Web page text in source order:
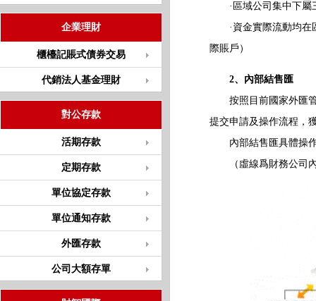
企業理財
櫃檯記賬式債券交易
代銷法人基金理財
對公存款
活期存款
定期存款
單位協定存款
單位通知存款
外匯存款
公司大額存單
·區域公司集中下屬
·資金實際流動均在區
際賬戶）
2、內部結售匯
按照目前國家外匯管
提交申請及操作流程，
內部結售匯具體操
（虛線爲財務公司內